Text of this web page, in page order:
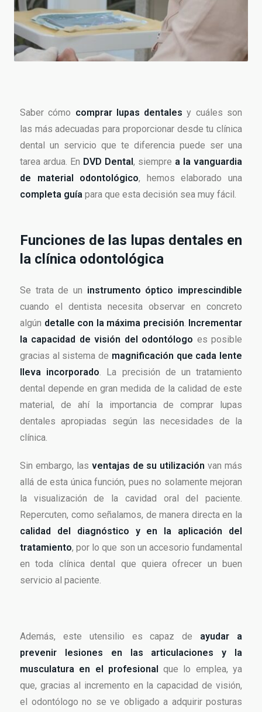
Saber cómo comprar lupas dentales y cuáles son
las más adecuadas para proporcionar desde tu clínica
dental un servicio que te diferencia puede ser una
tarea ardua. En DVD Dental , siempre a la vanguardia
de material odontológico, hemos elaborado una
completa guía para que esta decisión sea muy fácil.
Funciones de las lupas dentales en
la clínica odontológica
Se trata de un instrumento óptico imprescindible
cuando el dentista necesita observar en concreto
algún detalle con la máxima precisión. Incrementar
la capacidad de visión del odontólogo es posible
gracias al sistema de magnificación que cada lente
lleva incorporado. La precisión de un tratamiento
dental depende en gran medida de la calidad de este
material, de ahí la importancia de comprar lupas
dentales apropiadas según las necesidades de la
clínica.
Sin embargo, las ventajas de su utilizaciónvan más
allá de esta única función, pues no solamente mejoran
la visualización de la cavidad oral del paciente.
Repercuten, como señalamos, de manera directa en la
calidad del diagnóstico y en la aplicación del
tratamiento, por lo que son un accesorio fundamental
en toda clínica dental que quiera ofrecer un buen
servicio al paciente.
Además, este utensilio es capaz de ayudar a
prevenir lesiones en las articulaciones y la
musculatura en el profesionalque lo emplea, ya
que, gracias al incremento en la capacidad de visión,
el odontólogo no se ve obligado a adquirir posturas